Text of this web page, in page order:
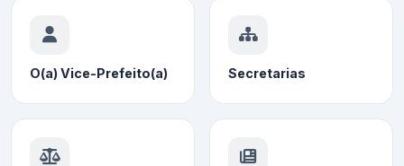
O(a) Vice-Prefeito(a) Secretarias